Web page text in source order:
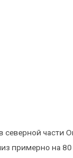
северной части
примерно на